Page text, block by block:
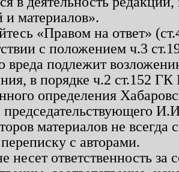
материалов».
«Правом на ответ»
с положением ч.3
вреда подлежит
в порядке ч.2 ст.152
определения
председательствующего
материалов не
с авторами.
несет ответственность